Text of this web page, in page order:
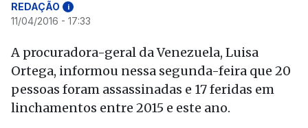
REDAÇÃO i
11/04/2016 - 17:33
A procuradora-geral da Venezuela, Luisa
Ortega, informou nessa segunda-feira que 20
pessoas foram assassinadas e 17 feridas em
linchamentos entre 2015 e este ano.